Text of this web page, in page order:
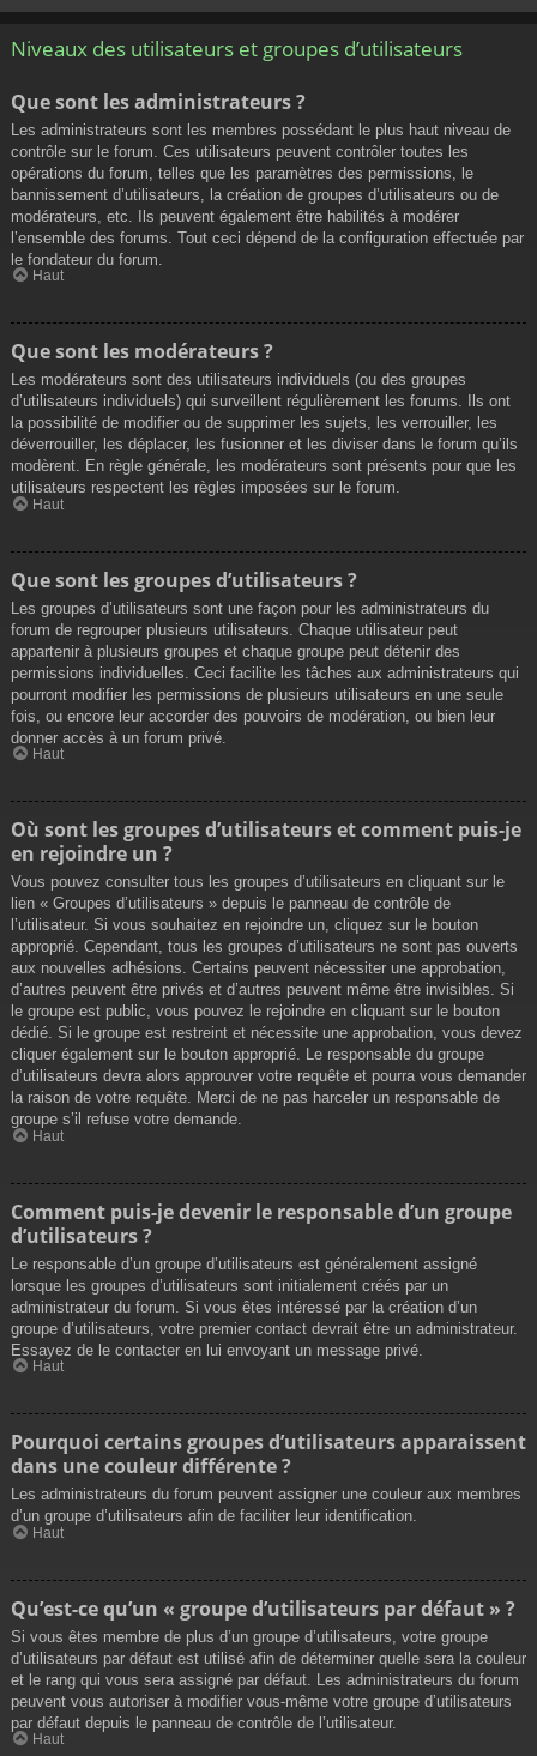
Niveaux des utilisateurs et groupes d’utilisateurs
Que sont les administrateurs ?
Les administrateurs sont les membres possédant le plus haut niveau de
contrôle sur le forum. Ces utilisateurs peuvent contrôler toutes les
opérations du forum, telles que les paramètres des permissions, le
bannissement d’utilisateurs, la création de groupes d’utilisateurs ou de
modérateurs, etc. Ils peuvent également être habilités à modérer
l’ensemble des forums. Tout ceci dépend de la configuration effectuée par
le fondateur du forum.
Haut
Que sont les modérateurs ?
Les modérateurs sont des utilisateurs individuels (ou des groupes
d’utilisateurs individuels) qui surveillent régulièrement les forums. Ils ont
la possibilité de modifier ou de supprimer les sujets, les verrouiller, les
déverrouiller, les déplacer, les fusionner et les diviser dans le forum qu’ils
modèrent. En règle générale, les modérateurs sont présents pour que les
utilisateurs respectent les règles imposées sur le forum.
Haut
Que sont les groupes d’utilisateurs ?
Les groupes d’utilisateurs sont une façon pour les administrateurs du
forum de regrouper plusieurs utilisateurs. Chaque utilisateur peut
appartenir à plusieurs groupes et chaque groupe peut détenir des
permissions individuelles. Ceci facilite les tâches aux administrateurs qui
pourront modifier les permissions de plusieurs utilisateurs en une seule
fois, ou encore leur accorder des pouvoirs de modération, ou bien leur
donner accès à un forum privé.
Haut
Où sont les groupes d’utilisateurs et comment puis-je
en rejoindre un ?
Vous pouvez consulter tous les groupes d’utilisateurs en cliquant sur le
lien « Groupes d’utilisateurs » depuis le panneau de contrôle de
l’utilisateur. Si vous souhaitez en rejoindre un, cliquez sur le bouton
approprié. Cependant, tous les groupes d’utilisateurs ne sont pas ouverts
aux nouvelles adhésions. Certains peuvent nécessiter une approbation,
d’autres peuvent être privés et d’autres peuvent même être invisibles. Si
le groupe est public, vous pouvez le rejoindre en cliquant sur le bouton
dédié. Si le groupe est restreint et nécessite une approbation, vous devez
cliquer également sur le bouton approprié. Le responsable du groupe
d’utilisateurs devra alors approuver votre requête et pourra vous demander
la raison de votre requête. Merci de ne pas harceler un responsable de
groupe s’il refuse votre demande.
Haut
Comment puis-je devenir le responsable d’un groupe
d’utilisateurs ?
Le responsable d’un groupe d’utilisateurs est généralement assigné
lorsque les groupes d’utilisateurs sont initialement créés par un
administrateur du forum. Si vous êtes intéressé par la création d’un
groupe d’utilisateurs, votre premier contact devrait être un administrateur.
Essayez de le contacter en lui envoyant un message privé.
Haut
Pourquoi certains groupes d’utilisateurs apparaissent
dans une couleur différente ?
Les administrateurs du forum peuvent assigner une couleur aux membres
d’un groupe d’utilisateurs afin de faciliter leur identification.
Haut
Qu’est-ce qu’un « groupe d’utilisateurs par défaut » ?
Si vous êtes membre de plus d’un groupe d’utilisateurs, votre groupe
d’utilisateurs par défaut est utilisé afin de déterminer quelle sera la couleur
et le rang qui vous sera assigné par défaut. Les administrateurs du forum
peuvent vous autoriser à modifier vous-même votre groupe d’utilisateurs
par défaut depuis le panneau de contrôle de l’utilisateur.
Haut